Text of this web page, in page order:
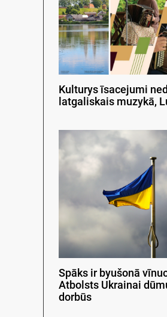
Kulturys īsacejumi
latgaliskais muzykā,
Spāks ir byušonā
Atbolsts Ukrainai
dorbūs